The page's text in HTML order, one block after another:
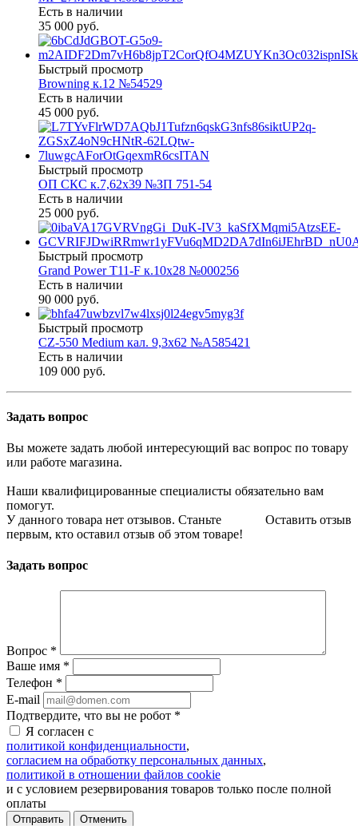
Есть в наличии
35 000 руб.
Быстрый просмотр
Browning к.12 №54529
Есть в наличии
45 000 руб.
Быстрый просмотр
ОП СКС к.7,62х39 №ЗП 751-54
Есть в наличии
25 000 руб.
Быстрый просмотр
Grand Power T11-F к.10х28 №000256
Есть в наличии
90 000 руб.
Быстрый просмотр
CZ-550 Medium кал. 9,3х62 №A585421
Есть в наличии
109 000 руб.
Задать вопрос
Вы можете задать любой интересующий вас вопрос по товару
или работе магазина.
Наши квалифицированные специалисты обязательно вам
помогут.
Оставить отзыв
У данного товара нет отзывов. Станьте
первым, кто оставил отзыв об этом товаре!
Задать вопрос
Вопрос *
Ваше имя *
Телефон *
E-mail
Подтвердите, что вы не робот *
Я согласен с
политикой конфиденциальности,
согласием на обработку персональных данных,
политикой в отношении файлов cookie
и с условием резервирования товаров только после полной
оплаты
Отменить